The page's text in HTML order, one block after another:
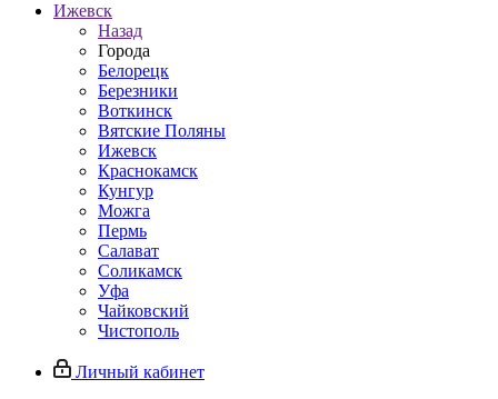
Ижевск
Назад
Города
Белорецк
Березники
Воткинск
Вятские Поляны
Ижевск
Краснокамск
Кунгур
Можга
Пермь
Салават
Соликамск
Уфа
Чайковский
Чистополь
Личный кабинет